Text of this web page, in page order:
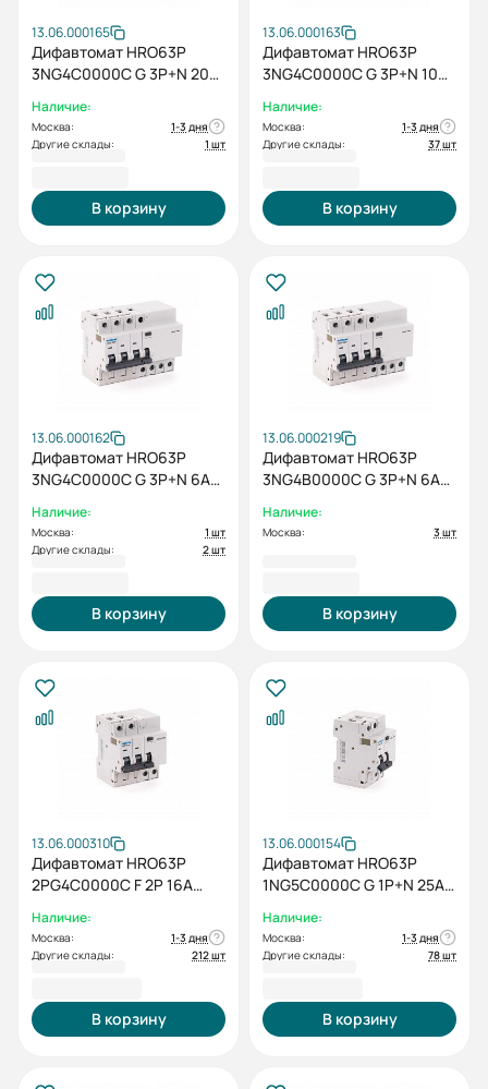
13.06.000165
Дифавтомат HRO63P
3NG4C0000C G 3P+N 20A
Наличие:
Москва:
1-3 дня
Другие склады:
1 шт
В корзину
13.06.000163
Дифавтомат HRO63P
3NG4C0000C G 3P+N 10A
Наличие:
Москва:
1-3 дня
Другие склады:
37 шт
В корзину
13.06.000162
Дифавтомат HRO63P
3NG4C0000C G 3P+N 6A
Наличие:
Москва:
1 шт
Другие склады:
2 шт
В корзину
13.06.000219
Дифавтомат HRO63P
3NG4B0000C G 3P+N 6A
Наличие:
Москва: 3 шт
В корзину
13.06.000310
Дифавтомат HRO63P
2PG4C0000C F 2P 16А
Наличие:
Москва:
1-3 дня
Другие склады:
212 шт
В корзину
13.06.000154
Дифавтомат HRO63P
1NG5C0000C G 1P+N 25A
Наличие:
Москва:
1-3 дня
Другие склады:
78 шт
В корзину